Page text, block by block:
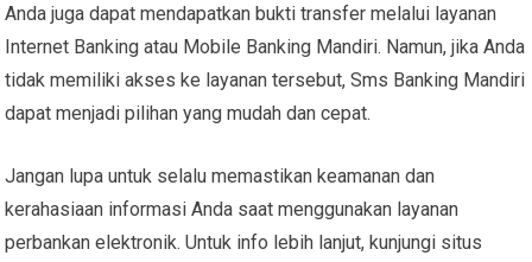
Anda juga dapat mendapatkan bukti transfer melalui layanan
Internet Banking atau Mobile Banking Mandiri. Namun, jika Anda
tidak memiliki akses ke layanan tersebut, Sms Banking Mandiri
dapat menjadi pilihan yang mudah dan cepat.
Jangan lupa untuk selalu memastikan keamanan dan
kerahasiaan informasi Anda saat menggunakan layanan
perbankan elektronik. Untuk info lebih lanjut, kunjungi situs